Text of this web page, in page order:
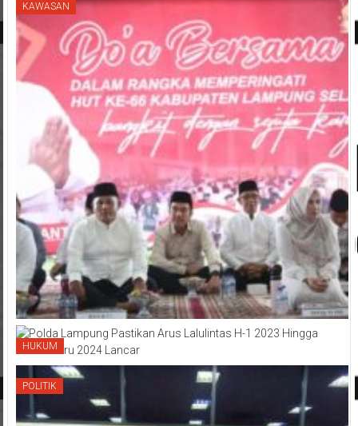
KAWASAN
HUKUM
POLITIK